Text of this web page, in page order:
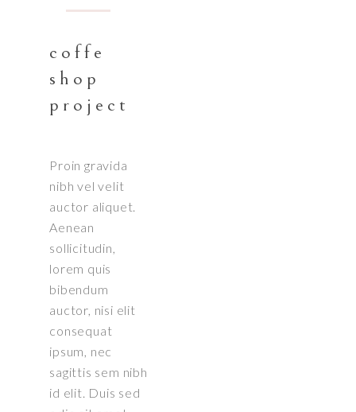
coffe
shop
project
Proin gravida
nibh vel velit
auctor aliquet.
Aenean
sollicitudin,
lorem quis
bibendum
auctor, nisi elit
consequat
ipsum, nec
sagittis sem nibh
id elit. Duis sed